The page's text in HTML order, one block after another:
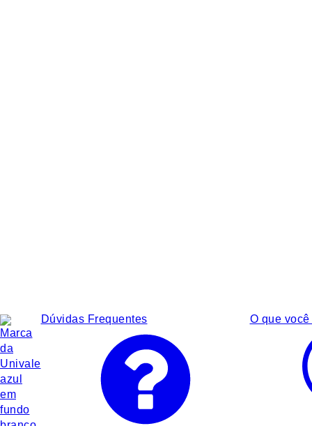
Dúvidas Frequentes O que